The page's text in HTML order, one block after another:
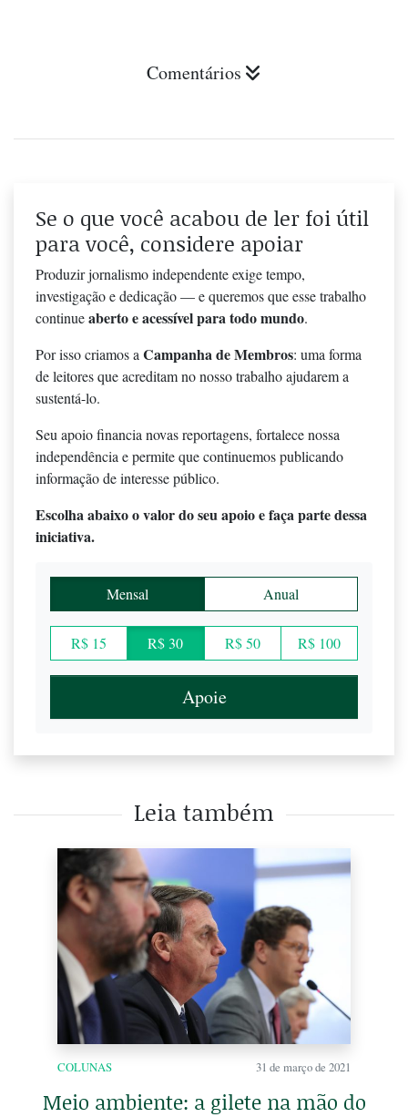
Comentários
Se o que você acabou de ler foi útil
para você, considere apoiar
Produzir jornalismo independente exige tempo,
investigação e dedicação — e queremos que esse trabalho
continueaberto e acessível para todo mundo.
Por isso criamos a Campanha de Membros: uma forma
de leitores que acreditam no nosso trabalho ajudarem a
sustentá-lo.
Seu apoio financia novas reportagens, fortalece nossa
independência e permite que continuemos publicando
informação de interesse público.
Escolha abaixo o valor do seu apoio e faça parte dessa
iniciativa.
Mensal Anual
R$ 15 R$ 30 R$ 50 R$ 100
Apoie
Leia também
COLUNAS 31 de março de 2021
Meio ambiente: a gilete na mão do